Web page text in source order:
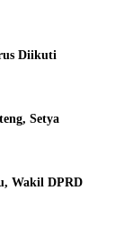
Diikuti
Setya
Wakil DPRD